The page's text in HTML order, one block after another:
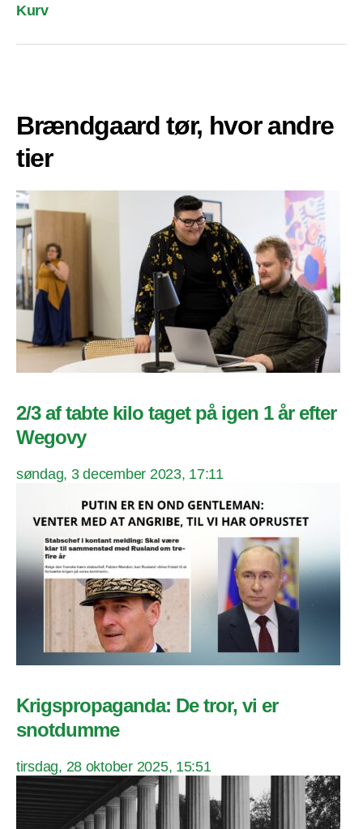
Kurv
Brændgaard tør, hvor andre
tier
2/3 af tabte kilo taget på igen 1 år efter
Wegovy
søndag, 3 december 2023, 17:11
Krigspropaganda: De tror, vi er
snotdumme
tirsdag, 28 oktober 2025, 15:51